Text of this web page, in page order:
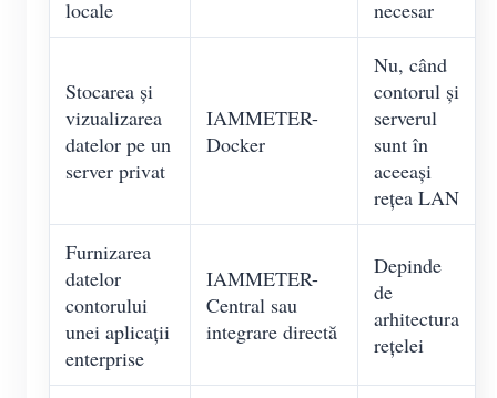
locale
necesar
Stocarea și
vizualizarea
datelor pe un
server privat
IAMMETER-
Docker
Nu, când
contorul și
serverul
sunt în
aceeași
rețea LAN
Furnizarea
datelor
contorului
unei aplicații
enterprise
IAMMETER-
Central sau
integrare directă
Depinde
de
arhitectura
rețelei